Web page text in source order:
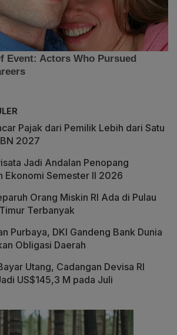
Pajak dari Pemilik Lebih dari Satu
2027
Jadi Andalan Penopang
Ekonomi Semester II 2026
Orang Miskin RI Ada di Pulau
Terbanyak
Purbaya, DKI Gandeng Bank Dunia
Obligasi Daerah
Utang, Cadangan Devisa RI
US$145,3 M pada Juli